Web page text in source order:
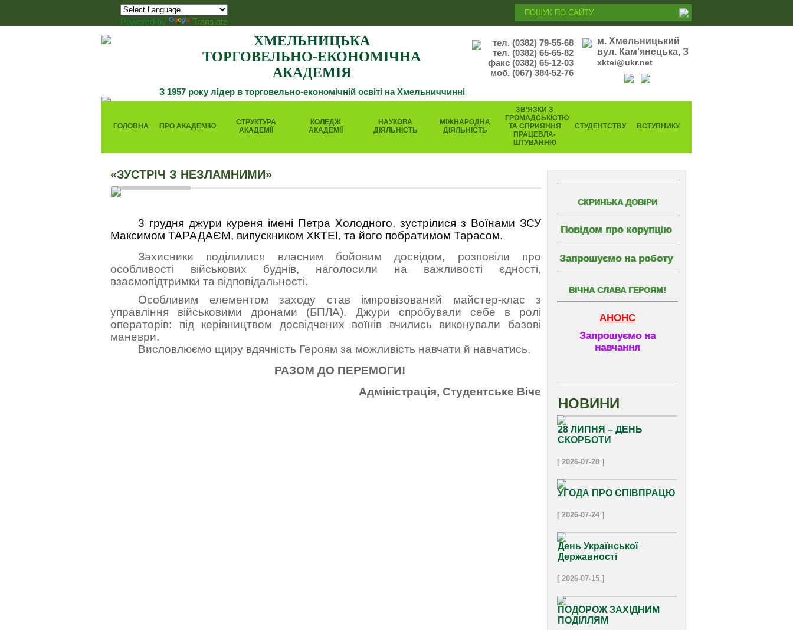
Powered by Translate
ХМЕЛЬНИЦЬКА
ТОРГОВЕЛЬНО-ЕКОНОМІЧНА
АКАДЕМІЯ
З 1957 року лідер в торговельно-економічній освіті на Хмельниччинні
м. Хмельницький
вул. Кам'янецька, З
xktei@ukr.net
тел. (0382) 79-55-68
тел. (0382) 65-65-82
факс (0382) 65-12-03
моб. (067) 384-52-76
ГОЛОВНА ПРО АКАДЕМІЮ
СТРУКТУРА
АКАДЕМІЇ
КОЛЕДЖ
АКАДЕМІЇ
НАУКОВА
ДІЯЛЬНІСТЬ
МІЖНАРОДНА
ДІЯЛЬНІСТЬ
ЗВ’ЯЗКИ З
ГРОМАДСЬКІСТЮ
ТА СПРИЯННЯ
ПРАЦЕВЛА-
ШТУВАННЮ
СТУДЕНТСТВУ ВСТУПНИКУ
СКРИНЬКА ДОВІРИ
Повідом про корупцію
Запрошуємо на роботу
ВІЧНА СЛАВА ГЕРОЯМ!
АНОНС
Запрошуємо на
навчання
НОВИНИ
28 ЛИПНЯ – ДЕНЬ
СКОРБОТИ
[ 2026-07-28 ]
УГОДА ПРО СПІВПРАЦЮ
[ 2026-07-24 ]
День Української
Державності
[ 2026-07-15 ]
ПОДОРОЖ ЗАХІДНИМ
ПОДІЛЛЯМ
«ЗУСТРІЧ З НЕЗЛАМНИМИ»
3 грудня джури куреня імені Петра Холодного, зустрілися з Воїнами ЗСУ
Максимом ТАРАДАЄМ, випускником ХКТЕІ, та його побратимом Тарасом.
Захисники поділилися власним бойовим досвідом, розповіли про
особливості військових буднів, наголосили на важливості єдності,
взаємопідтримки та відповідальності.
Особливим елементом заходу став імпровізований майстер-клас з
управління військовими дронами (БПЛА). Джури спробували себе в ролі
операторів: під керівництвом досвідчених воїнів вчились виконували базові
маневри.
Висловлюємо щиру вдячність Героям за можливість навчати й навчатись.
РАЗОМ ДО ПЕРЕМОГИ!
Адміністрація, Студентське Віче